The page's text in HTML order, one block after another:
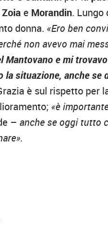
Zoia e Morandin. Lungo
donna. «Ero ben
non avevo mai
Mantovano e mi
la situazione, anche se
è sul rispetto per
«è
–anche se oggi tutto